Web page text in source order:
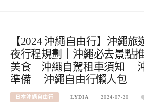
【2024 沖繩自由行】沖繩旅
夜行程規劃｜沖繩必去景點
美食｜沖繩自駕租車須知｜
準備｜ 沖繩自由行懶人包
日本沖繩自由行 LYDIA 2024-07-20